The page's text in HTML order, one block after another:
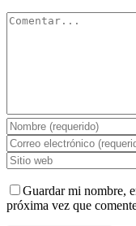
Comentar
Guardar mi nombre,
próxima vez que